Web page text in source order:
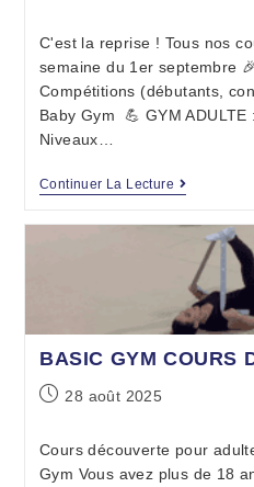
C'est la reprise ! Tous nos
semaine du 1er septembre
Compétitions (débutants,
Baby Gym 💪 GYM
Niveaux…
Continuer La Lecture
BASIC GYM COURS
28 août 2025
Cours découverte pour
Gym Vous avez plus de 18